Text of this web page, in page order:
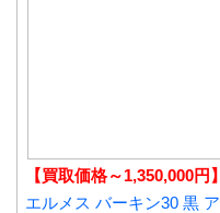
【買取価格～1,350,000円】
エルメス バーキン30 黒 ア